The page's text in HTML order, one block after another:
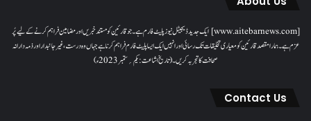
[www.aitebarnews.com] ایک جدید ڈیجیٹل نیوز پلیٹ فارم ہے۔ جو قارئین کو مستند خبریں اور مضامین فراہم کرنے کے لیے پُر
عزم ہے۔ ہمارا مقصدقارئین کو معیاری تخلیقات تک رسائی اور انہیں ایک ایسا پلیٹ فارم فراہم کرنا ہے جہاں وہ درست، غیر جانبدار اور ذمہ دارانہ
صحافت کا تجربہ کریں۔( تاریخ اشاعت : یکم؍ ستمبر 2023ء)
Contact Us